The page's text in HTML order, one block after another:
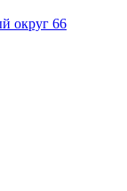
округ 66